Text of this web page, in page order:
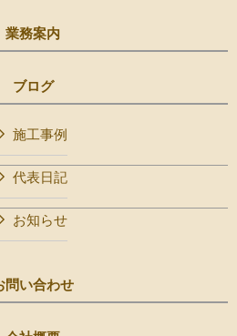
業務案内
ブログ
施工事例
代表日記
お知らせ
問い合わせ